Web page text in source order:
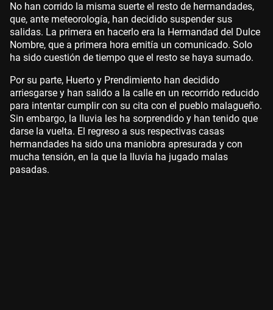
No han corrido la misma suerte el resto de hermandades,
que, ante meteorología, han decidido suspender sus
salidas. La primera en hacerlo era la Hermandad del Dulce
Nombre, que a primera hora emitía un comunicado. Solo
ha sido cuestión de tiempo que el resto se haya sumado.
Por su parte, Huerto y Prendimiento han decidido
arriesgarse y han salido a la calle en un recorrido reducido
para intentar cumplir con su cita con el pueblo malagueño.
Sin embargo, la lluvia les ha sorprendido y han tenido que
darse la vuelta. El regreso a sus respectivas casas
hermandades ha sido una maniobra apresurada y con
mucha tensión, en la que la lluvia ha jugado malas
pasadas.